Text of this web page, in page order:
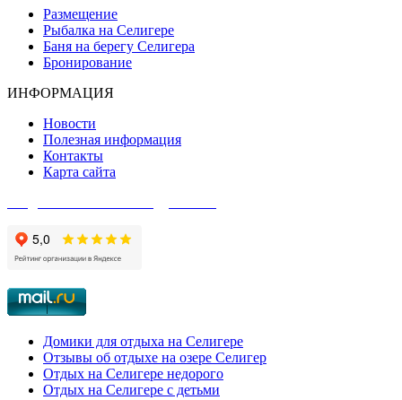
Размещение
Рыбалка на Селигере
Баня на берегу Селигера
Бронирование
ИНФОРМАЦИЯ
Новости
Полезная информация
Контакты
Карта сайта
Домики для отдыха на Селигере
Отзывы об отдыхе на озере Селигер
Отдых на Селигере недорого
Отдых на Селигере с детьми